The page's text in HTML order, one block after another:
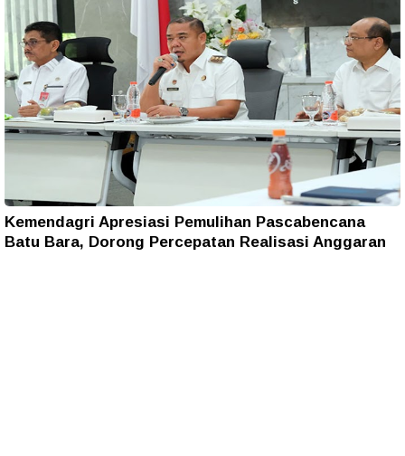
Kemendagri Apresiasi Pemulihan Pascabencana
Batu Bara, Dorong Percepatan Realisasi Anggaran